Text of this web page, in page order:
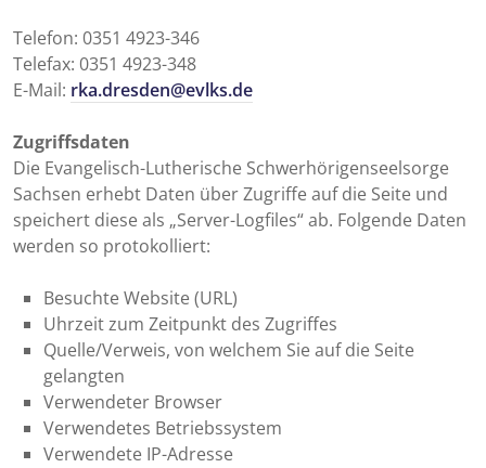
Telefon: 0351 4923-346
Telefax: 0351 4923-348
E-Mail: rka.dresden@evlks.de
Zugriffsdaten
Die Evangelisch-Lutherische Schwerhörigenseelsorge
Sachsen erhebt Daten über Zugriffe auf die Seite und
speichert diese als „Server-Logfiles“ ab. Folgende Daten
werden so protokolliert:
Besuchte Website (URL)
Uhrzeit zum Zeitpunkt des Zugriffes
Quelle/Verweis, von welchem Sie auf die Seite
gelangten
Verwendeter Browser
Verwendetes Betriebssystem
Verwendete IP-Adresse